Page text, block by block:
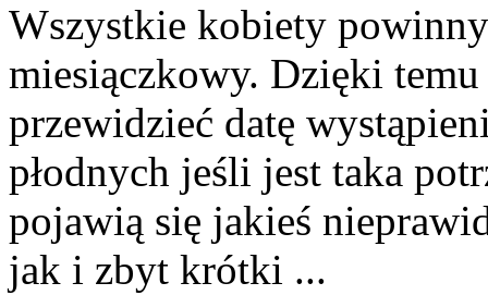
Wszystkie kobiety
miesiączkowy. Dzięki
przewidzieć datę
płodnych jeśli jest taka
pojawią się jakieś
jak i zbyt krótki ...